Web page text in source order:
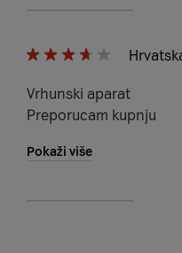
Vrhunski aparat
Preporucam kupnju
Pokaži više